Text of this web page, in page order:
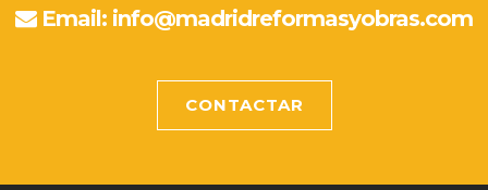
Email: info@madridreformasyobras.com
CONTACTAR